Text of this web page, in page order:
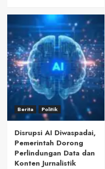
Berita Politik
Disrupsi AI Diwaspadai,
Pemerintah Dorong
Perlindungan Data dan
Konten Jurnalistik